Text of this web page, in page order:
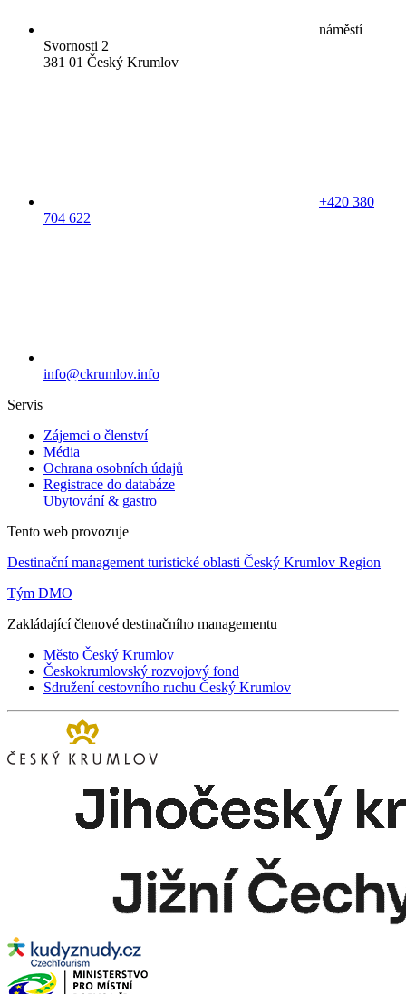
náměstí
Svornosti 2
381 01 Český Krumlov
+420 380
704 622
info@ckrumlov.info
Servis
Zájemci o členství
Média
Ochrana osobních údajů
Registrace do databáze
Ubytování & gastro
Tento web provozuje
Destinační management turistické oblasti Český Krumlov Region
Tým DMO
Zakládající členové destinačního managementu
Město Český Krumlov
Českokrumlovský rozvojový fond
Sdružení cestovního ruchu Český Krumlov